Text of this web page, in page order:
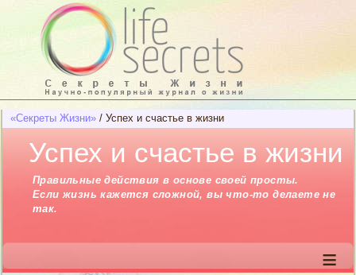
«Секреты Жизни» / Успех и счастье в жизни
Успех и счастье в жизни
Правильные действия в основе своей просты.
Если жизнь кажется сложной, вы что-то делаете не
так.
≡